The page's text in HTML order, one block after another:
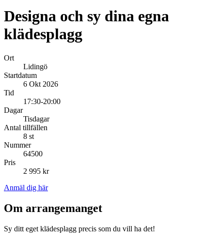
Designa och sy dina egna
klädesplagg
Ort
Lidingö
Startdatum
6 Okt 2026
Tid
17:30-20:00
Dagar
Tisdagar
Antal tillfällen
8 st
Nummer
64500
Pris
2 995 kr
Anmäl dig här
Om arrangemanget
Sy ditt eget klädesplagg precis som du vill ha det!